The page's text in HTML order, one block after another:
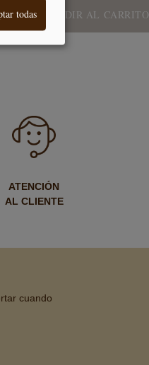
AÑADIR AL CARRITO
ATENCIÓN
AL CLIENTE
cuando
todas